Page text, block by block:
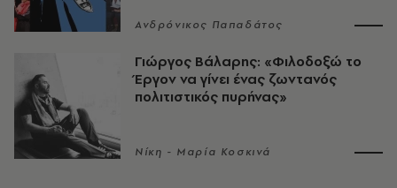
Ανδρόνικος Παπαδάτος
Γιώργος Βάλαρης: «Φιλοδοξώ το
Έργον να γίνει ένας ζωντανός
πολιτιστικός πυρήνας»
Νίκη - Μαρία Κοσκινά